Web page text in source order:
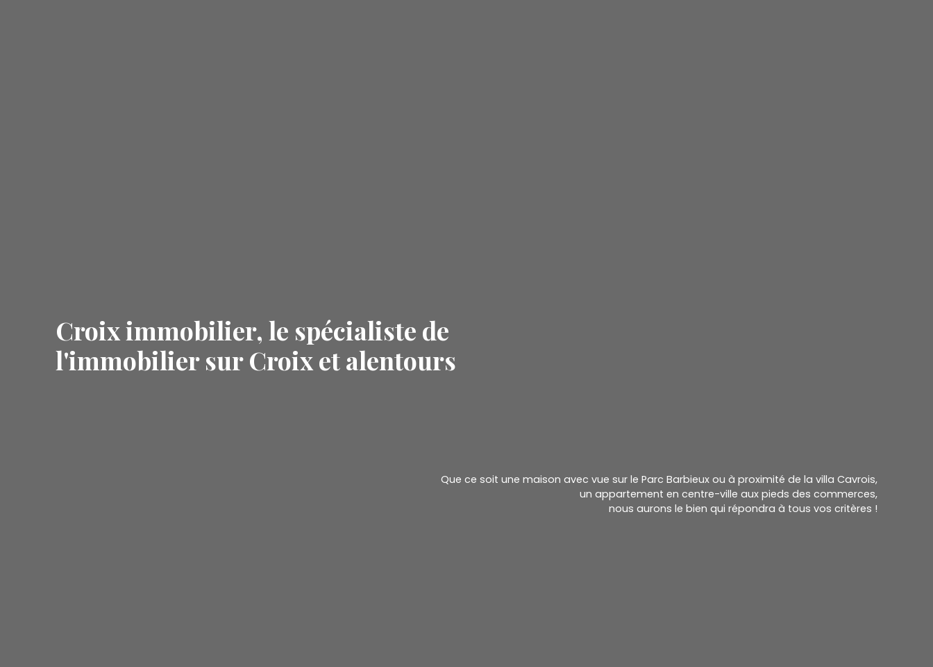
Croix immobilier, le spécialiste de
l'immobilier sur Croix et alentours
Que ce soit une maison avec vue sur le Parc Barbieux ou à proximité de la villa Cavrois,
un appartement en centre-ville aux pieds des commerces,
nous aurons le bien qui répondra à tous vos critères !